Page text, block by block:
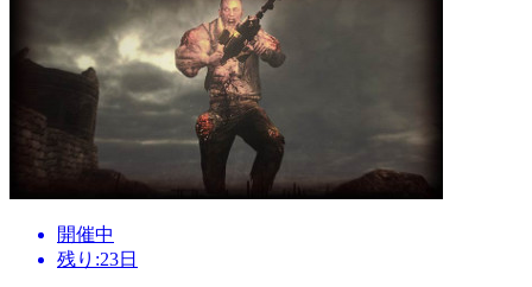
開催中
残り:23日